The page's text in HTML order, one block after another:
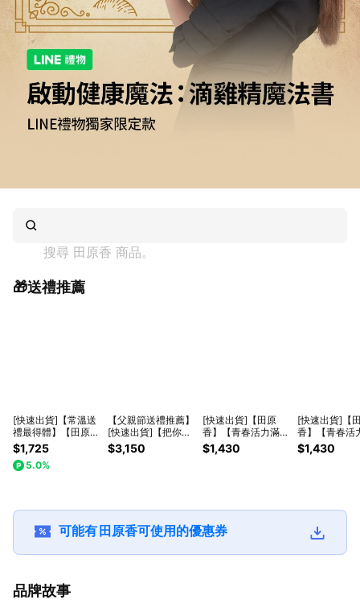
搜尋 田原香 商品。
🎁送禮推薦
[快速出貨]【常溫送
禮最得體】【田原
香】無藥材滴雞精
10入(常溫品)(術後
送禮首推)
$1,725
5.0%
【父親節送禮推薦】
[快速出貨]【把你放
心禮】【田原香】原
味Plus滴雞精20入
$3,150
[快速出貨]【田原
香】【青春活力滿
格】獨家魔法書3入
(原味PLUS)+童顏美
$1,430
[快速出貨]【
香】【青春活
格】獨家魔法
(無藥材滴雞
$1,430
可能有 田原香可使用的優惠券
品牌故事